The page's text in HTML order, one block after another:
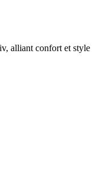
alliant confort et style